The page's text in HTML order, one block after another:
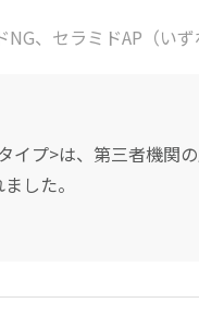
、セラミドAP（いず
イプ>は、第三者機関
した。